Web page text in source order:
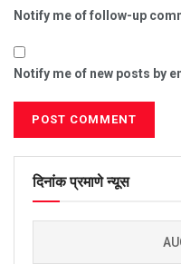
Notify me of follow-up
Notify me of new posts by
दिनांक प्रमाणे न्यूस